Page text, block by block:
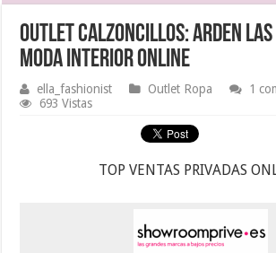
Outlet calzoncillos: arden las
moda interior online
ella_fashionist Outlet Ropa
1
693 Vistas
TOP VENTAS PRIVADAS